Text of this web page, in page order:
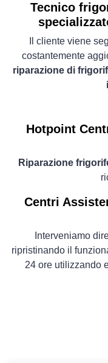
Tecnico
Il cliente viene
costantemente
riparazione di
Hotpoint
Riparazione
Centri
Interveniamo
ripristinando il
24 ore utilizzando